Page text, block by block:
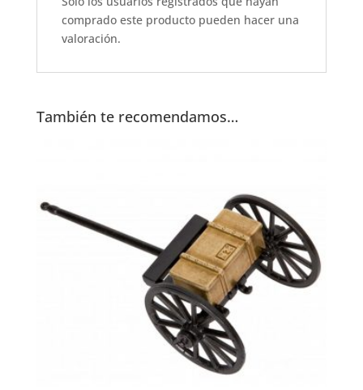
o
k
p
comprado este producto pueden hacer una
valoración.
También te recomendamos…